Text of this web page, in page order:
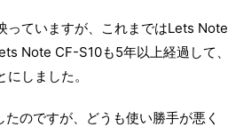
っていますが、これまではLets Note
Note CF-S10も5年以上経過して、
しました。
のですが、どうも使い勝手が悪く